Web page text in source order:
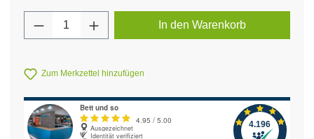
Produkt Anzahl: Gib den gewünschten
In den Warenkorb
Zum Merkzettel hinzufügen